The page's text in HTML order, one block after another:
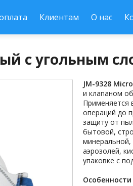
Клиентам О нас
с угольным
JM-9328
и клапаном
Применяется
операций до
защиту от
бытовой,
минеральной,
аэрозолей,
упаковке с